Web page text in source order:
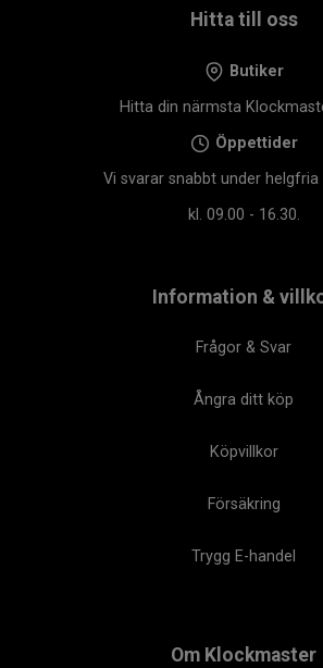
Hitta till oss
Butiker
Hitta din närmsta
Öppettider
Vi svarar snabbt under helgfria
kl. 09.00 - 16.30.
Information &
Frågor & Svar
Ångra ditt köp
Köpvillkor
Försäkring
Trygg E-handel
Om Klockmaster